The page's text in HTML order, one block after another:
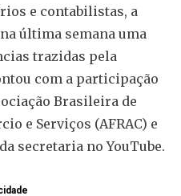
e contabilistas, a
última semana uma
trazidas pela
com a participação
Brasileira de
e Serviços (AFRAC) e
secretaria no YouTube.